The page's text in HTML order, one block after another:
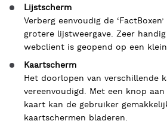
Lijstscherm
Verberg eenvoudig de
grotere lijstweergave. Zeer
webclient is geopend op een
Kaartscherm
Het doorlopen van verschillende
vereenvoudigd. Met een knop
kaart kan de gebruiker
kaartschermen bladeren.